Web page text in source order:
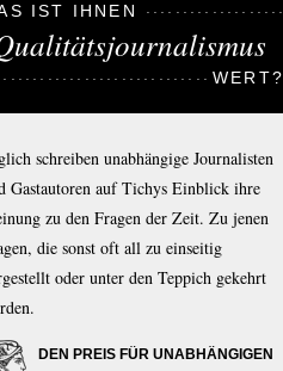
IST IHNEN
WERT?
schreiben unabhängige Journalisten
Gastautoren auf Tichys Einblick ihre
zu den Fragen der Zeit. Zu jenen
die sonst oft all zu einseitig
oder unter den Teppich gekehrt
DEN PREIS FÜR UNABHÄNGIGEN